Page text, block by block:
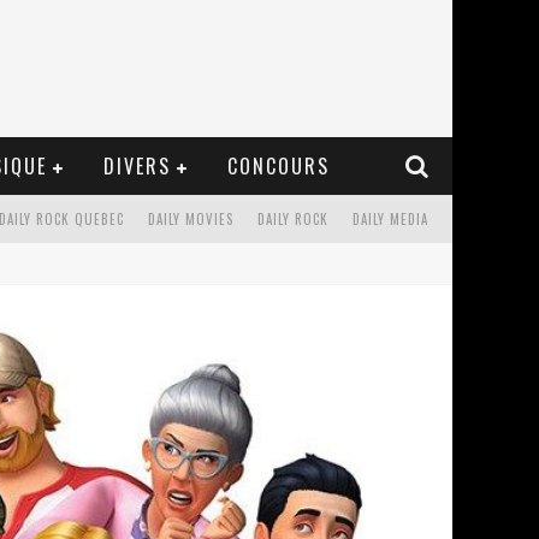
DIVERS CONCOURS
DAILY MEDIA
DAILY ROCK
DAILY MOVIES
DAILY ROCK QUEBEC